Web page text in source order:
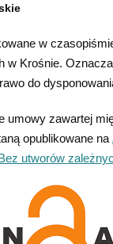
w
w Krośnie.
do
umowy zawartej
opublikowane na
utworów